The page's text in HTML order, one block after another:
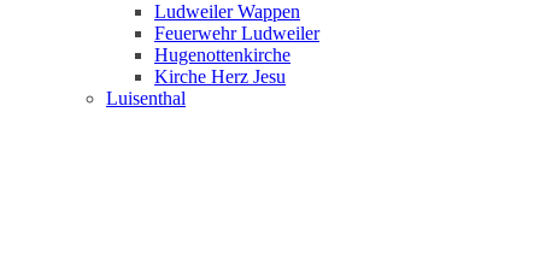
Ludweiler Wappen
Feuerwehr Ludweiler
Hugenottenkirche
Kirche Herz Jesu
Luisenthal